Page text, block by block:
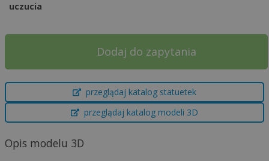
uczucia
Dodaj do zapytania
A
t
e
r
przeglądaj katalog statuetek
przeglądaj katalog modeli 3D
Opis modelu 3D